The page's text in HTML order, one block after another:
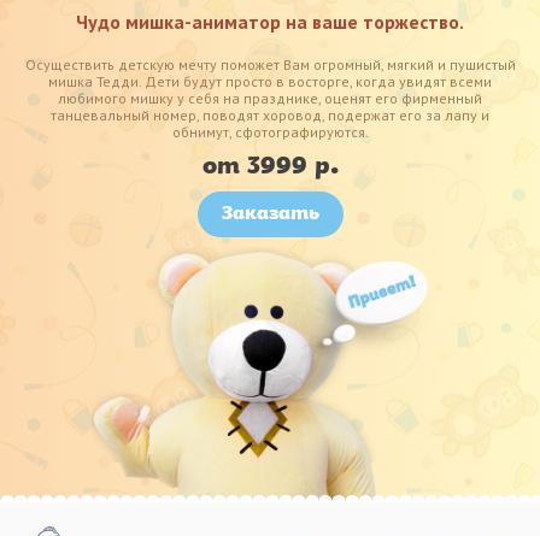
Чудо мишка-аниматор на ваше торжество.
Осуществить детскую мечту поможет Вам огромный, мягкий и пушистый
мишка Тедди. Дети будут просто в восторге, когда увидят всеми
любимого мишку у себя на празднике, оценят его фирменный
танцевальный номер, поводят хоровод, подержат его за лапу и
обнимут, сфотографируются.
от 3999 р.
Заказать